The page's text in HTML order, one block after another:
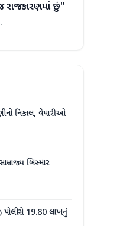
રાજકારણમાં છું"
નિકાલ, વેપારીઓ
બિસ્માર
19.80 લાખનું